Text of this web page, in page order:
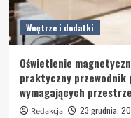
Wnętrze i dodatki
Oświetlenie
praktyczny przewodnik
wymagających
Redakcja 23 grudnia,